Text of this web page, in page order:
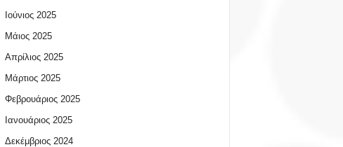
Ιούνιος 2025
Μάιος 2025
Απρίλιος 2025
Μάρτιος 2025
Φεβρουάριος 2025
Ιανουάριος 2025
Δεκέμβριος 2024